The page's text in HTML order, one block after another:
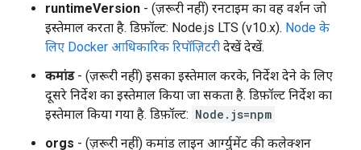
runtimeVersion - (ज़रूरी नहीं) रनटाइम का वह वर्शन जो
इस्तेमाल करता है. डिफ़ॉल्ट: Node.js LTS (v10.x). Node के
लिए Docker आधिकारिक रिपॉज़िटरी देखें देखें.
कमांड- (ज़रूरी नहीं) इसका इस्तेमाल करके, निर्देश देने के लिए
दूसरे निर्देश का इस्तेमाल किया जा सकता है. डिफ़ॉल्ट निर्देश का
इस्तेमाल किया गया है. डिफ़ॉल्ट: Node.js=npm
orgs - (ज़रूरी नहीं) कमांड लाइन आर्ग्युमेंट की कलेक्शन